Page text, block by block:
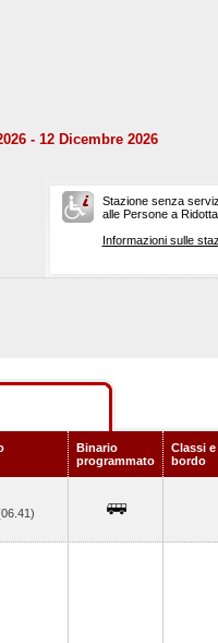
- 12 Dicembre 2026
Stazione senza
alle Persone a
Informazioni sulle
Binario
programmato
Classi
bordo